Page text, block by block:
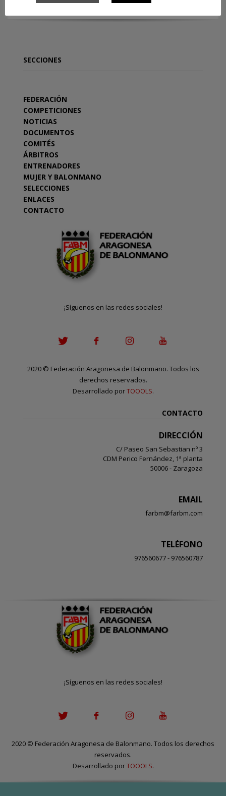
SECCIONES
FEDERACIÓN
COMPETICIONES
NOTICIAS
DOCUMENTOS
COMITÉS
ÁRBITROS
ENTRENADORES
MUJER Y BALONMANO
SELECCIONES
ENLACES
CONTACTO
¡Síguenos en las redes sociales!
2020 © Federación Aragonesa de Balonmano. Todos los
derechos reservados.
Desarrollado porTOOOLS.
CONTACTO
DIRECCIÓN
C/ Paseo San Sebastian nº 3
CDM Perico Fernández, 1ª planta
50006 - Zaragoza
EMAIL
farbm@farbm.com
TELÉFONO
976560677 - 976560787
¡Síguenos en las redes sociales!
2020 © Federación Aragonesa de Balonmano. Todos los derechos
reservados.
Desarrollado porTOOOLS.